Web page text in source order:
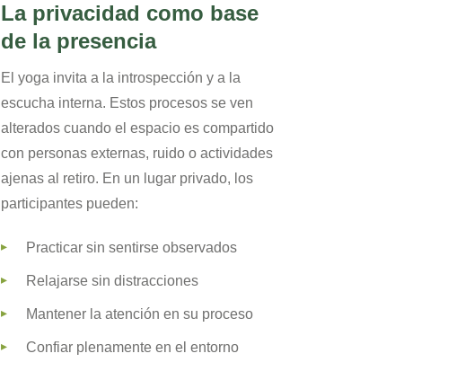
La privacidad como base
de la presencia
El yoga invita a la introspección y a la
escucha interna. Estos procesos se ven
alterados cuando el espacio es compartido
con personas externas, ruido o actividades
ajenas al retiro. En un lugar privado, los
participantes pueden:
Practicar sin sentirse observados
Relajarse sin distracciones
Mantener la atención en su proceso
Confiar plenamente en el entorno